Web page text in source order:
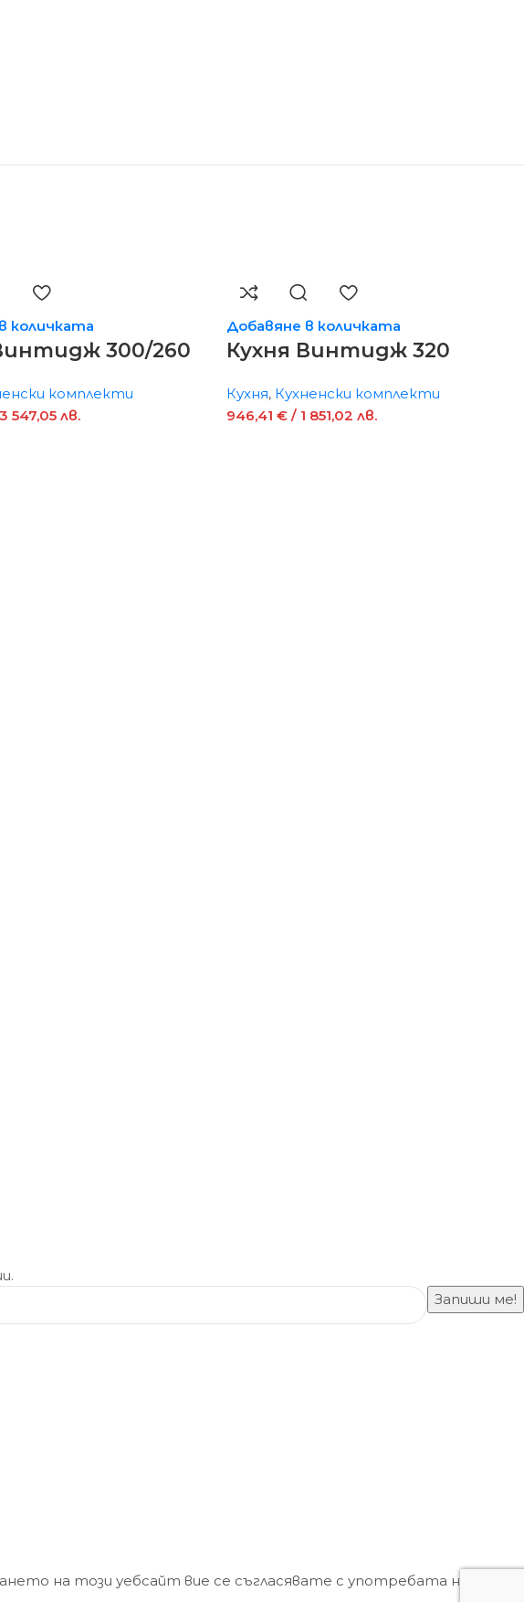
количката
300/260
комплекти
547,05 лв.
Добавяне в количката
Кухня Винтидж 320
Кухня, Кухненски комплекти
946,41 € / 1 851,02 лв.
на този уебсайт вие се съгласявате с употребата на